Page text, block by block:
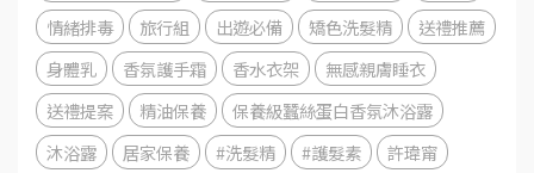
情緒排毒
旅行組 出遊必備 矯色洗髮精
送禮推薦
身體乳
香氛護手霜 香水衣架
無感親膚睡衣
送禮提案
精油保養
保養級蠶絲蛋白香氛沐浴露
沐浴露
居家保養 #洗髮精 #護髮素
許瑋甯